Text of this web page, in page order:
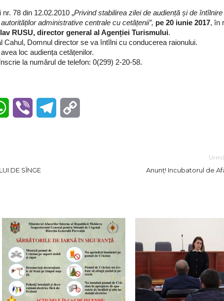
78 din 12.02.2010 „Privind stabilirea zilei de audiență și de întîlnire
administrative centrale cu cetățenii”, pe 20 iunie 2017, în
RUSU, director general al Agenției Turismului.
Cahul, Domnul director se va întîlni cu conducerea raionului.
loc audiența cetățenilor.
la numărul de telefon: 0(299) 2-20-58.
WhatsApp
Viber Telegram
DE SÎNGE Anunț! Incubatorul de